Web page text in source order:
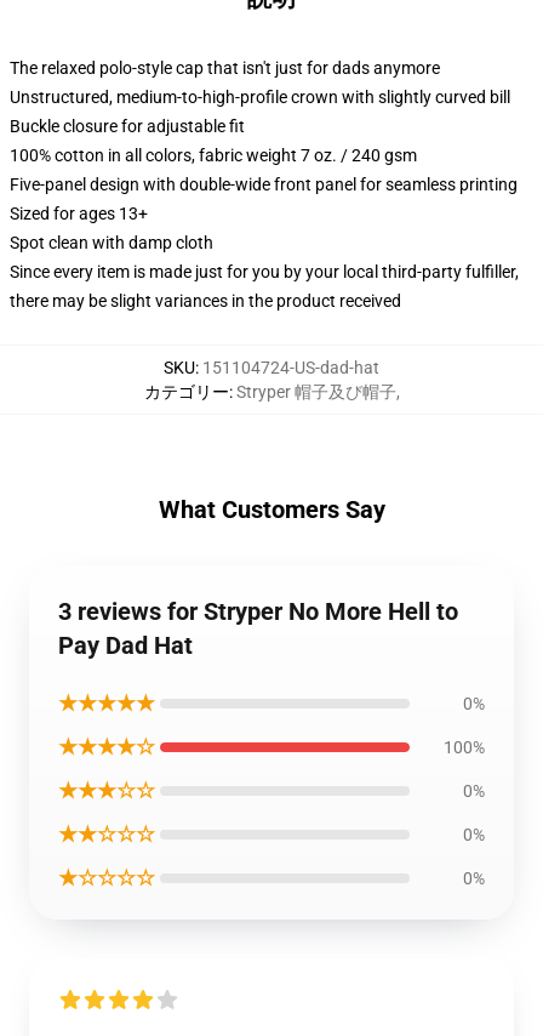
The relaxed polo-style cap that isn't just for dads anymore
Unstructured, medium-to-high-profile crown with slightly curved bill
Buckle closure for adjustable fit
100% cotton in all colors, fabric weight 7 oz. / 240 gsm
Five-panel design with double-wide front panel for seamless printing
Sized for ages 13+
Spot clean with damp cloth
Since every item is made just for you by your local third-party fulfiller,
there may be slight variances in the product received
SKU: 151104724-US-dad-hat
カテゴリー:Stryper 帽子及び帽子,
What Customers Say
3 reviews for Stryper No More Hell to
Pay Dad Hat
★★★★★ 0%
★★★★☆ 100%
★★★☆☆ 0%
★★☆☆☆ 0%
★☆☆☆☆ 0%